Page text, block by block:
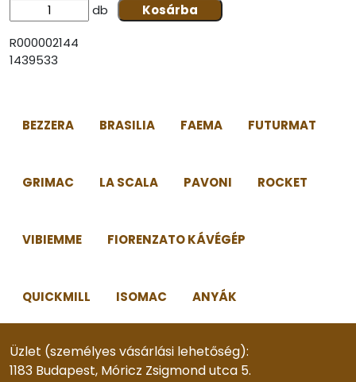
db
Kosárba
R000002144
1439533
BEZZERA BRASILIA FAEMA FUTURMAT
GRIMAC LA SCALA PAVONI ROCKET
VIBIEMME FIORENZATO KÁVÉGÉP
QUICKMILL ISOMAC ANYÁK
Üzlet (személyes vásárlási lehetőség):
1183 Budapest, Móricz Zsigmond utca 5.